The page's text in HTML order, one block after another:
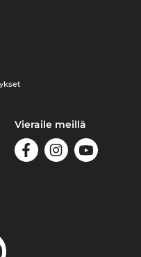
Vieraile meillä